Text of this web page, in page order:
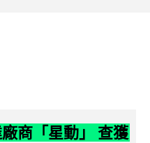
商「星動」 查獲